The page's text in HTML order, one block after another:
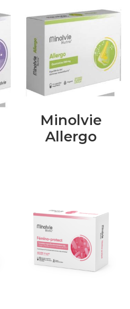
Minolvie
Allergo